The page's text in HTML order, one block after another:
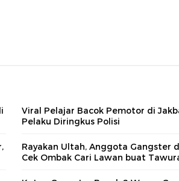
Viral Pelajar Bacok Pemotor di
Pelaku Diringkus Polisi
Rayakan Ultah, Anggota Gangster
Cek Ombak Cari Lawan buat